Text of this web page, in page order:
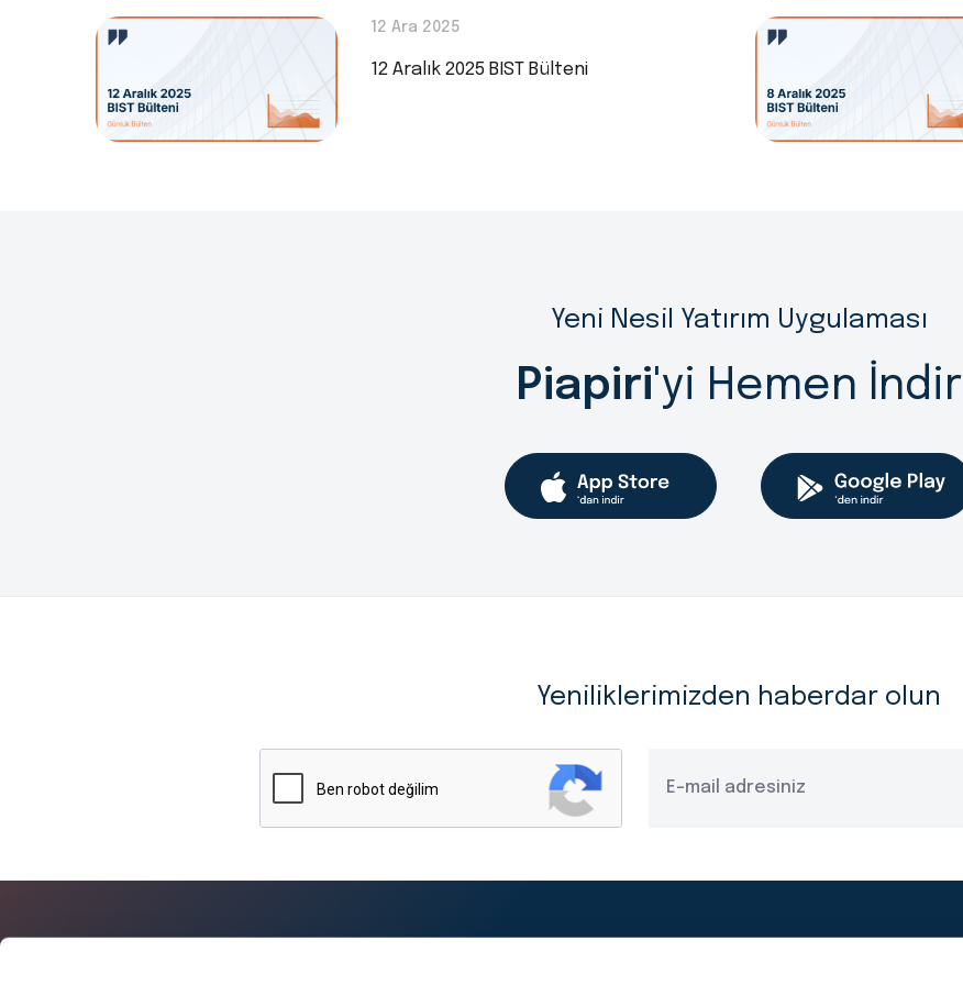
12 Ara 2025
12 Aralık 2025 BIST Bülteni
Yeni Nesil Yatırım Uygulaması
Piapiri'yi Hemen İndir
Yeniliklerimizden haberdar olun